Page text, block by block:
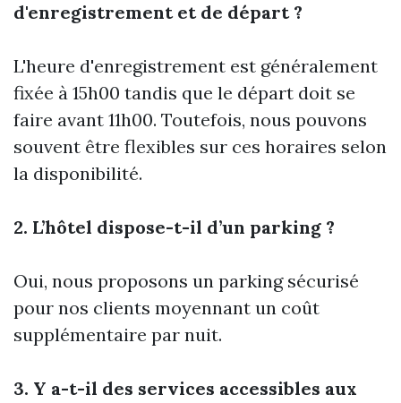
d'enregistrement et de départ ?
L'heure d'enregistrement est généralement
fixée à 15h00 tandis que le départ doit se
faire avant 11h00. Toutefois, nous pouvons
souvent être flexibles sur ces horaires selon
la disponibilité.
2. L’hôtel dispose-t-il d’un parking ?
Oui, nous proposons un parking sécurisé
pour nos clients moyennant un coût
supplémentaire par nuit.
3. Y a-t-il des services accessibles aux